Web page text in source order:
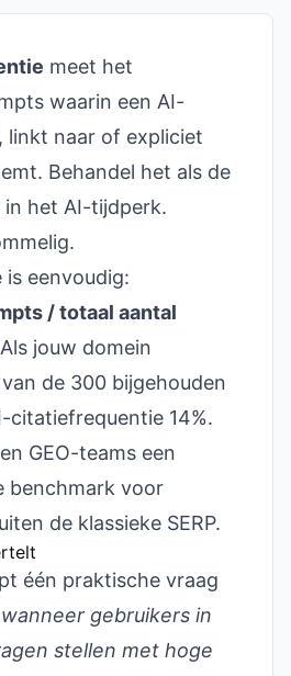
meet het
waarin een AI-
linkt naar of expliciet
Behandel het als de
in het AI-tijdperk.
is eenvoudig:
/ totaal aantal
jouw domein
de 300 bijgehouden
citatiefrequentie 14%.
GEO-teams een
benchmark voor
de klassieke SERP.
één praktische vraag
wanneer gebruikers in
stellen met hoge